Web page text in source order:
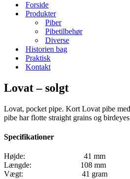
Forside
Produkter
Piber
Pibetilbehør
Diverse
Historien bag
Praktisk
Kontakt
Lovat – solgt
Lovat, pocket pipe. Kort Lovat pibe
pibe har flotte straight grains og
Specifikationer
Højde: 41 mm
Længde: 108 mm
Vægt: 41 gram